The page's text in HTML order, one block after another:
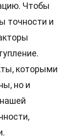
Чтобы
точности и
которыми
но и